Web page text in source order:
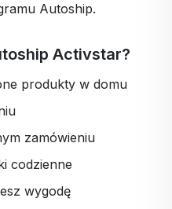
Autoship.
Activstar?
produkty w domu
zamówieniu
codzienne
wygodę